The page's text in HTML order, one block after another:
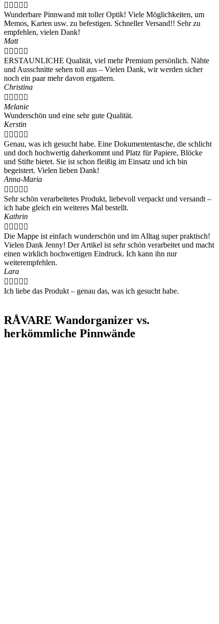
    
Wunderbare Pinnwand mit toller Optik! Viele Möglichkeiten, um
Memos, Karten usw. zu befestigen. Schneller Versand!! Sehr zu
empfehlen, vielen Dank!
Matt
    
ERSTAUNLICHE Qualität, viel mehr Premium persönlich. Nähte
und Ausschnitte sehen toll aus – Vielen Dank, wir werden sicher
noch ein paar mehr davon ergattern.
Christina
    
Melanie
Wunderschön und eine sehr gute Qualität.
Kerstin
    
Genau, was ich gesucht habe. Eine Dokumententasche, die schlicht
und doch hochwertig daherkommt und Platz für Papiere, Blöcke
und Stifte bietet. Sie ist schon fleißig im Einsatz und ich bin
begeistert. Vielen lieben Dank!
Anna-Maria
    
Sehr schön verarbeitetes Produkt, liebevoll verpackt und versandt –
ich habe gleich ein weiteres Mal bestellt.
Kathrin
    
Die Mappe ist einfach wunderschön und im Alltag super praktisch!
Vielen Dank Jenny! Der Artikel ist sehr schön verarbeitet und macht
einen wirklich hochwertigen Eindruck. Ich kann ihn nur
weiterempfehlen.
Lara
    
Ich liebe das Produkt – genau das, was ich gesucht habe.
RÅVARE Wandorganizer vs.
herkömmliche Pinnwände